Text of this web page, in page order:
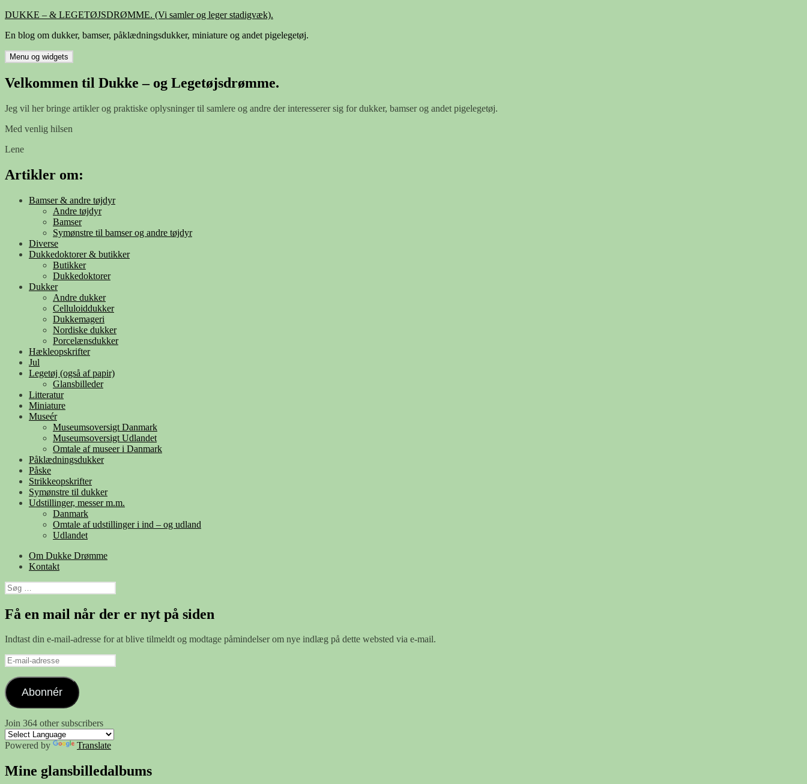
Hop
indhold
DUKKE – & LEGETØJSDRØMME. (Vi samler og leger stadigvæk).
En blog om dukker, bamser, påklædningsdukker, miniature og andet pigelegetøj.
Menu og widgets
Velkommen til Dukke – og Legetøjsdrømme.
Jeg vil her bringe artikler og praktiske oplysninger til samlere og andre der interesserer sig for dukker, bamser og andet pigelegetøj.
Med venlig hilsen
Lene
Artikler om:
Bamser & andre tøjdyr
Andre tøjdyr
Bamser
Symønstre til bamser og andre tøjdyr
Diverse
Dukkedoktorer & butikker
Butikker
Dukkedoktorer
Dukker
Andre dukker
Celluloiddukker
Dukkemageri
Nordiske dukker
Porcelænsdukker
Hækleopskrifter
Jul
Legetøj (også af papir)
Glansbilleder
Litteratur
Miniature
Museér
Museumsoversigt Danmark
Museumsoversigt Udlandet
Omtale af museer i Danmark
Påklædningsdukker
Påske
Strikkeopskrifter
Symønstre til dukker
Udstillinger, messer m.m.
Danmark
Omtale af udstillinger i ind – og udland
Udlandet
Om Dukke Drømme
Kontakt
Søg
efter:
Få en mail når der er nyt på siden
Indtast din e-mail-adresse for at blive tilmeldt og modtage påmindelser om nye indlæg på dette websted via e-mail.
E-
mail-
adresse
Abonnér
Join 364 other subscribers
Powered by Translate
Mine glansbilledalbums